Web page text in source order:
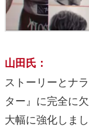
山田氏：
ストーリーとナ
ター』に完全に
大幅に強化しま